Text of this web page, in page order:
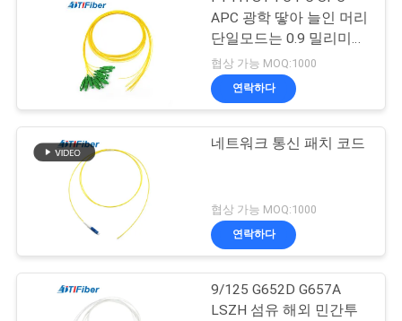
APC 광학 땋아 늘인 머리
단일모드는 0.9 밀리미터
를 단순화합니다
협상 가능 MOQ:1000
연락하다
네트워크 통신 패치 코드
협상 가능 MOQ:1000
연락하다
9/125 G652D G657A
LSZH 섬유 해외 민간투